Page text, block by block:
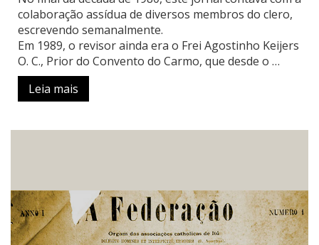
colaboração assídua de diversos membros do clero,
escrevendo semanalmente.
Em 1989, o revisor ainda era o Frei Agostinho Keijers
O. C., Prior do Convento do Carmo, que desde o …
Leia mais